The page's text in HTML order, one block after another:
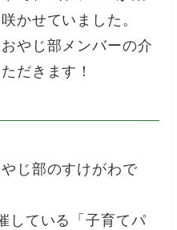
かせていました。
やじ部メンバーの介
だきます！
じ部のすけがわで
している「子育てパ